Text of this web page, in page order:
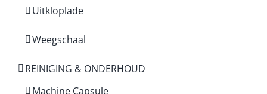
Uitkloplade
Weegschaal
REINIGING & ONDERHOUD
Machine Capsule